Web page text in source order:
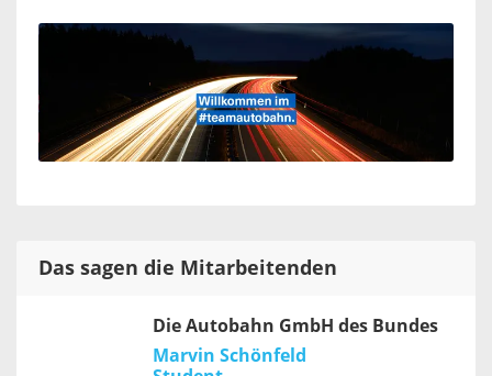
Das sagen die Mitarbeitenden
Die Autobahn GmbH des Bundes
Marvin Schönfeld